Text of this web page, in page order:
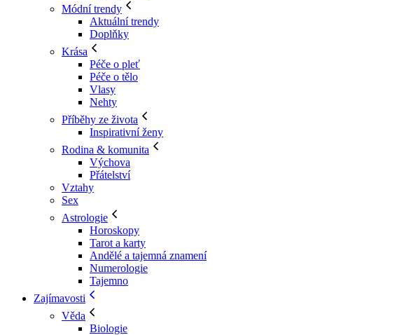
Módní trendy
Aktuální trendy
Doplňky
Krása
Péče o pleť
Péče o tělo
Vlasy
Nehty
Příběhy ze života
Inspirativní ženy
Rodina & komunita
Výchova
Přátelství
Vztahy
Sex
Astrologie
Horoskopy
Tarot a karty
Andělé a tajemná znamení
Numerologie
Tajemno
Zajímavosti
Věda
Biologie